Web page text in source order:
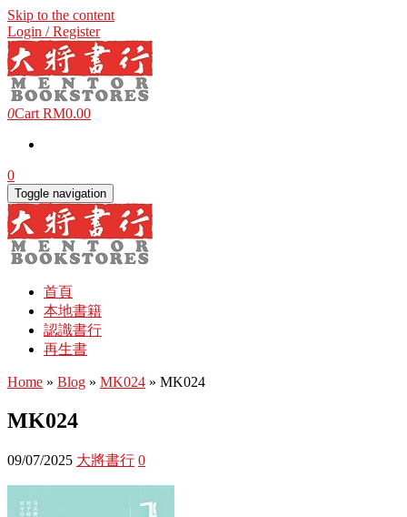
Skip to the content
Login / Register
0Cart RM0.00
0
Toggle navigation
首頁
本地書籍
認識書行
再生書
Home » Blog » MK024 » MK024
MK024
09/07/2025 大將書行 0